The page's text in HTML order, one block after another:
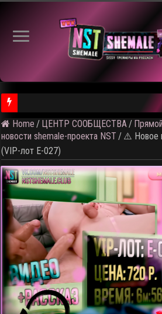
Home / ЦЕНТР СООБЩЕСТВА /
новости shemale-проекта NST / ⚠️ Новое
(VIP-лот E-027)